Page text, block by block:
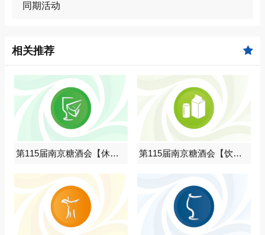
同期活动
相关推荐
第115届南京糖酒会【休闲食品馆】图纸 第115届南京糖酒会【饮品及乳制品馆】图纸